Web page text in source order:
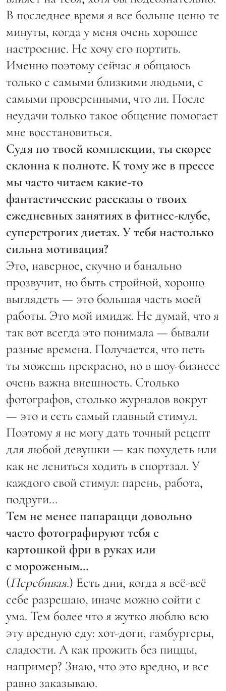
В последнее время я все больше ценю те
минуты, когда у меня очень хорошее
настроение. Не хочу его портить.
Именно поэтому сейчас я общаюсь
только с самыми близкими людьми, с
самыми проверенными, что ли. После
неудачи только такое общение помогает
мне восстановиться.
Судя по твоей комплекции, ты скорее
склонна к полноте. К тому же в прессе
мы часто читаем какие-то
фантастические рассказы о твоих
ежедневных занятиях в фитнес-клубе,
суперстрогих диетах. У тебя настолько
сильна мотивация?
Это, наверное, скучно и банально
прозвучит, но быть стройной, хорошо
выглядеть — это большая часть моей
работы. Это мой имидж. Не думай, что я
так вот всегда это понимала — бывали
разные времена. Получается, что петь
ты можешь прекрасно, но в шоу-бизнесе
очень важна внешность. Столько
фотографов, столько журналов вокруг
— это и есть самый главный стимул.
Поэтому я не могу дать точный рецепт
для любой девушки — как похудеть или
как не лениться ходить в спортзал. У
каждого свой стимул: парень, работа,
подруги…
Тем не менее папарацци довольно
часто фотографируют тебя с
картошкой фри в руках или
с мороженым…
(Перебивая.) Есть дни, когда я всё-всё
себе разрешаю, иначе можно сойти с
ума. Тем более что я жутко люблю всю
эту вредную еду: хот-доги, гамбургеры,
сладости. А как прожить без пиццы,
например? Знаю, что это вредно, и все
равно заказываю.